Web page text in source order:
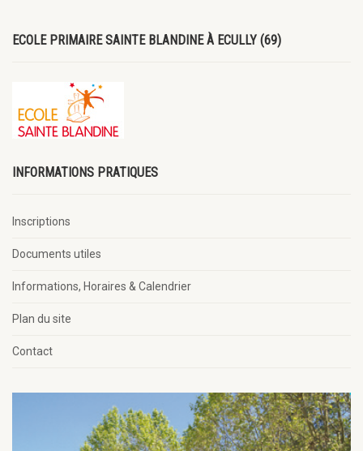
ECOLE PRIMAIRE SAINTE BLANDINE À ECULLY (69)
INFORMATIONS PRATIQUES
Inscriptions
Documents utiles
Informations, Horaires & Calendrier
Plan du site
Contact